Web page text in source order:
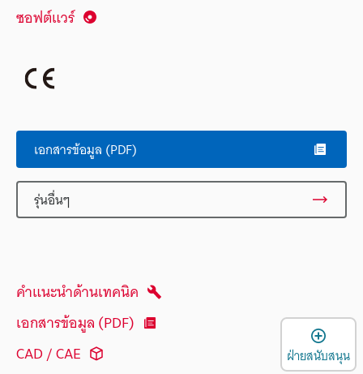
ซอฟต์แวร์
เอกสารข้อมูล (PDF)
รุ่นอื่นๆ
คำแนะนำด้านเทคนิค
เอกสารข้อมูล (PDF)
CAD / CAE
ฝ่ายสนับสนุน